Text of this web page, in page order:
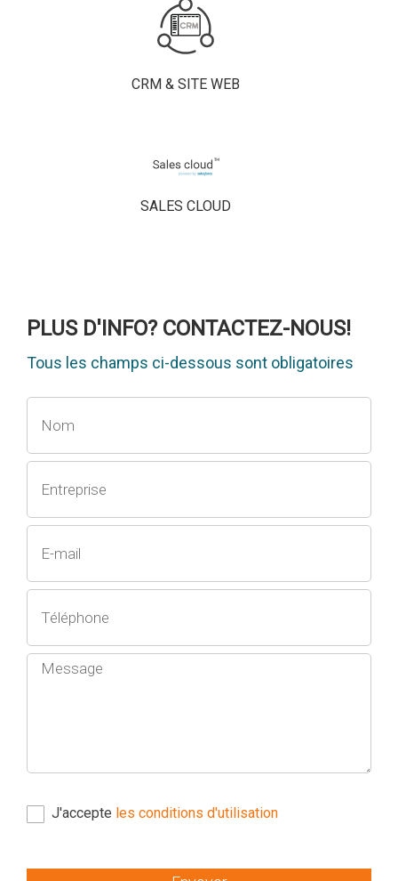
CRM & SITE WEB
SALES CLOUD
PLUS D'INFO? CONTACTEZ-NOUS!
Tous les champs ci-dessous sont obligatoires
J'accepte les conditions d'utilisation